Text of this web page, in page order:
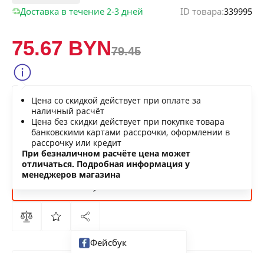
Доставка в течение 2-3 дней
ID товара:339995
75.67 BYN79.45
Цена со скидкой действует при оплате за
наличный расчёт
Цена без скидки действует при покупке товара
банковскими картами рассрочки, оформлении в
рассрочку или кредит
При безналичном расчёте цена может
отличаться. Подробная информация у
менеджеров магазина
Нашли дешевле?
Фейсбук